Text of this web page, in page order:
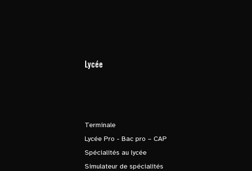
Lycée
Terminale
Lycée Pro - Bac pro – CAP
Spécialités au lycée
Simulateur de spécialités